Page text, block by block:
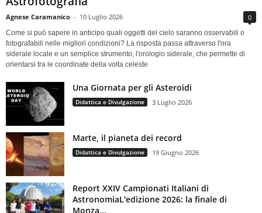
Agnese Caramanico - 10 Luglio 2026 0
Come si può sapere in anticipo quali oggetti del cielo saranno osservabili o
fotografabili nelle migliori condizioni? La risposta passa attraverso l'ora
siderale locale e un semplice strumento, l'orologio siderale, che permette di
orientarsi tra le coordinate della volta celeste
Una Giornata per gli Asteroidi
Didattica e Divulgazione 3 Luglio 2026
Marte, il pianeta dei record
Didattica e Divulgazione 19 Giugno 2026
Report XXIV Campionati Italiani di
AstronomiaL'edizione 2026: la finale di
Monza...